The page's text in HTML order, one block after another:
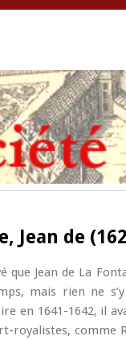
Jean de
que Jean de La
mais rien ne
en 1641-1642, il
royalistes, comme